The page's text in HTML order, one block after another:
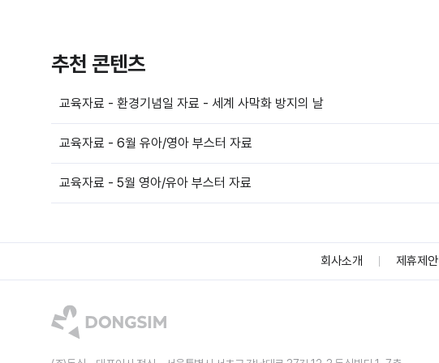
추천 콘텐츠
교육자료 - 환경기념일 자료 - 세계 사막화 방지의 날
교육자료 - 6월 유아/영아 부스터 자료
교육자료 - 5월 영아/유아 부스터 자료
회사소개 제휴제안